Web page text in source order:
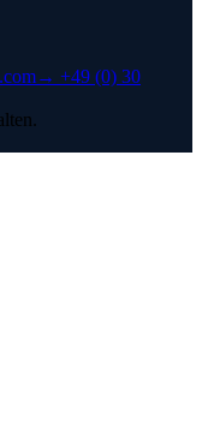
→ +49 (0) 30